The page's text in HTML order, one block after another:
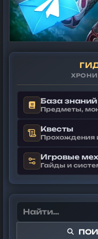
База знаний
Предметы,
Квесты
Прохождения
Игровые
Гайды и